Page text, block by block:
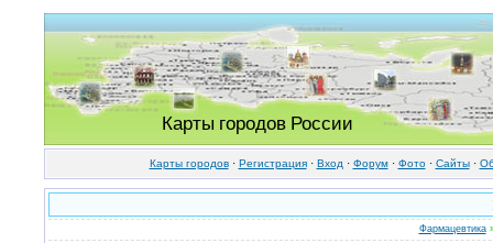
Карты городов России
Карты городов· Регистрация· Вход · Форум· Фото· Cайты·
Фармацевтика»